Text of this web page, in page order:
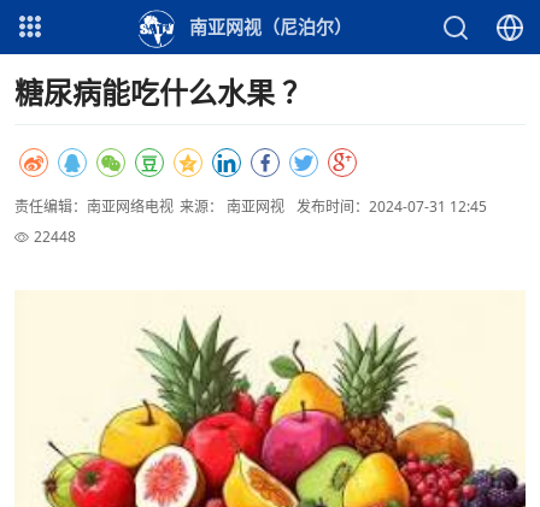
南亚网视（尼泊尔）
糖尿病能吃什么水果 ？
责任编辑：南亚网络电视 来源： 南亚网视 发布时间：2024-07-31 12:45
22448